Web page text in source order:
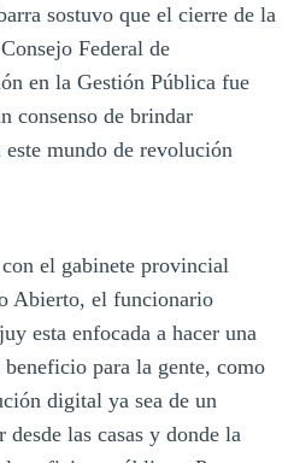
sostuvo que el cierre de la
Federal de
en la Gestión Pública fue
consenso de brindar
mundo de revolución
el gabinete provincial
Abierto, el funcionario
esta enfocada a hacer una
para la gente, como
digital ya sea de un
desde las casas y donde la